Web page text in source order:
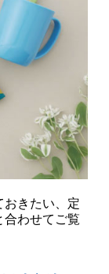
おきたい、定
わせてご覧